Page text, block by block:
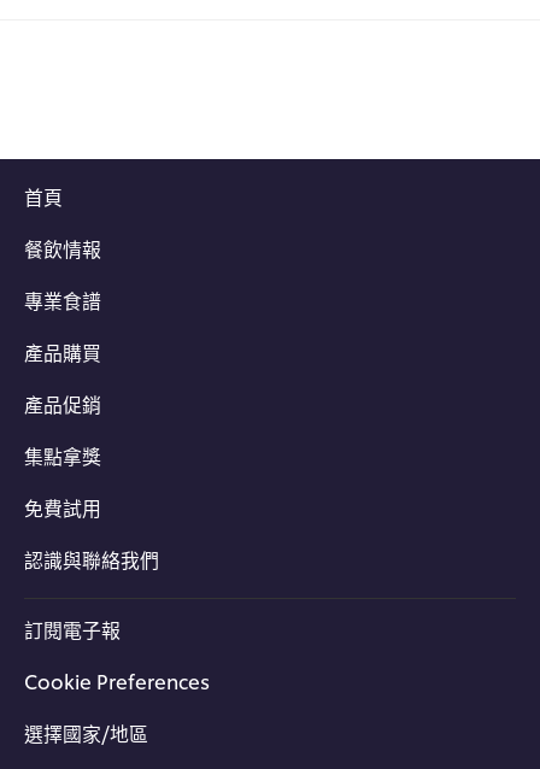
首頁
餐飲情報
專業食譜
產品購買
產品促銷
集點拿獎
免費試用
認識與聯絡我們
訂閱電子報
Cookie Preferences
選擇國家/地區